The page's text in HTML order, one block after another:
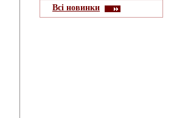
Всі новинки